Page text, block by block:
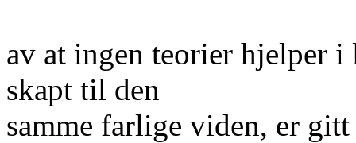
av at ingen teorier hjelper
skapt til den
samme farlige viden, er